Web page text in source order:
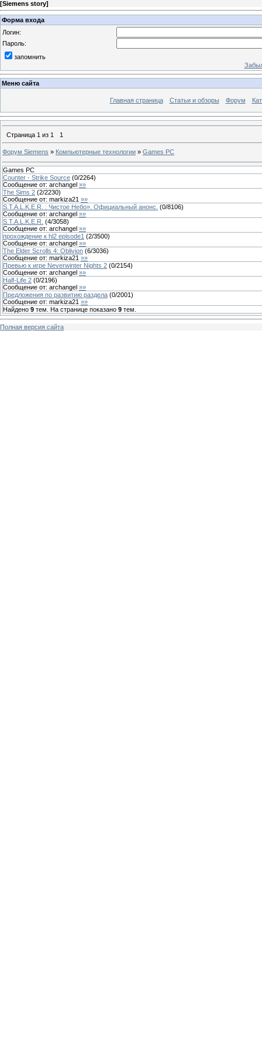
[Siemens story]
Форма входа
Логин:
Пароль:
запомнить
Меню сайта
Главная страница Статьи и обзоры Форум
Страница 1 из 1 1
Форум Siemens » Компьютерные технологии » Games PC
Games PC
Counter - Strike Source (0/2264)
Сообщение от: archangel »»
The Sims 2 (2/2230)
Сообщение от: markiza21 »»
S.T.A.L.K.E.R. : Чистое Небо». Официальный анонс. (0/8106)
Сообщение от: archangel »»
S.T.A.L.K.E.R. (4/3058)
Сообщение от: archangel »»
прохождение к hl2 episode1 (2/3500)
Сообщение от: archangel »»
The Elder Scrolls 4: Oblivion (6/3036)
Сообщение от: markiza21 »»
Превью к игре Neverwinter Nights 2 (0/2154)
Сообщение от: archangel »»
Half-Life 2 (0/2196)
Сообщение от: archangel »»
Предложения по развитию раздела (0/2001)
Сообщение от: markiza21 »»
Найдено 9 тем. На странице показано 9 тем.
Полная версия сайта